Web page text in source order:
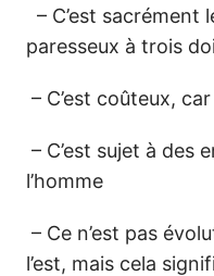
– C’est sacrément
paresseux à trois
– C’est coûteux,
– C’est sujet à des
l’homme
– Ce n’est pas
l’est, mais cela